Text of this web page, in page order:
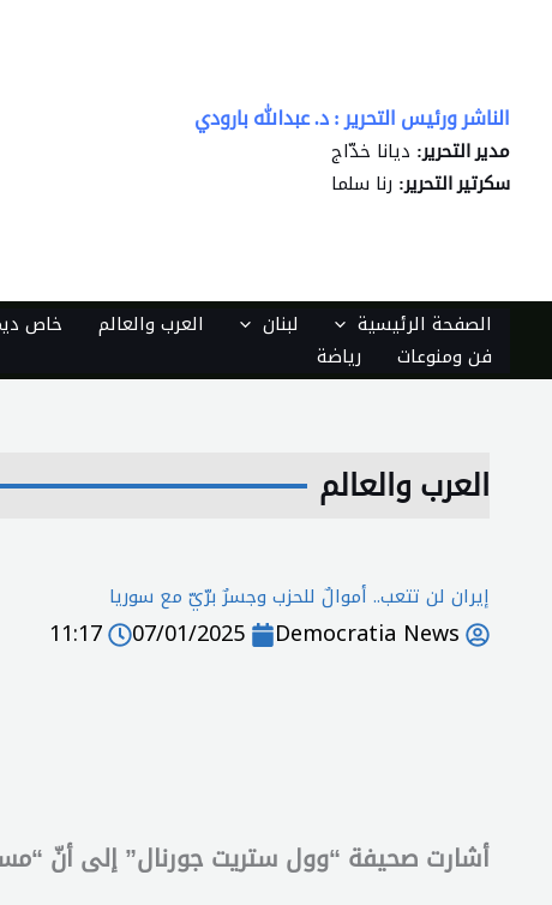
الناشر ورئيس التحرير : د. عبدالله بارودي
مدير التحرير: ديانا خدّاج
سكرتير التحرير: رنا سلما
الصفحة الرئيسية لبنان العرب والعالم خاص
فن ومنوعات
رياضة
العرب والعالم
إيران لن تتعب.. أموالٌ للحزب وجسرٌ برّيّ مع سوريا
Democratia News
07/01/2025
11:17
أشارت صحيفة “وول ستريت جورنال” إلى أنّ